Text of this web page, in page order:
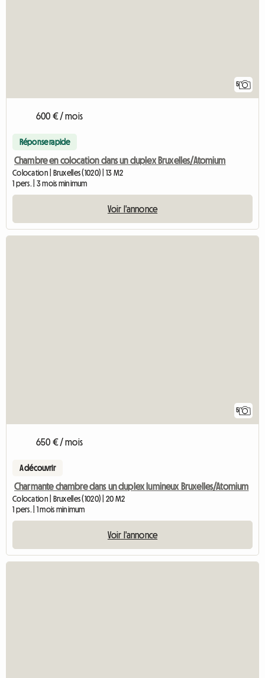
5
600 € / mois
Réponse rapide
Chambre en colocation dans un duplex Bruxelles/Atomium
Colocation | Bruxelles (1020) | 13 M2
1 pers. | 3 mois minimum
Voir l'annonce
5
650 € / mois
A découvrir
Charmante chambre dans un duplex lumineux Bruxelles/Atomium
Colocation | Bruxelles (1020) | 20 M2
1 pers. | 1 mois minimum
Voir l'annonce